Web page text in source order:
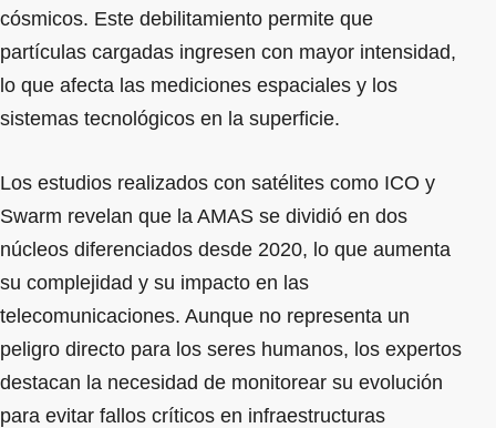
cósmicos. Este debilitamiento permite que
partículas cargadas ingresen con mayor intensidad,
lo que afecta las mediciones espaciales y los
sistemas tecnológicos en la superficie.
Los estudios realizados con satélites como ICO y
Swarm revelan que la AMAS se dividió en dos
núcleos diferenciados desde 2020, lo que aumenta
su complejidad y su impacto en las
telecomunicaciones. Aunque no representa un
peligro directo para los seres humanos, los expertos
destacan la necesidad de monitorear su evolución
para evitar fallos críticos en infraestructuras